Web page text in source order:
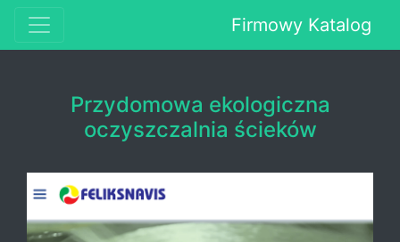
Firmowy Katalog
Przydomowa ekologiczna
oczyszczalnia ścieków